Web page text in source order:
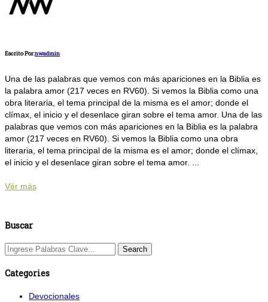
Escrito Por:nwadmin
Una de las palabras que vemos con más apariciones en la Biblia es
la palabra amor (217 veces en RV60). Si vemos la Biblia como una
obra literaria, el tema principal de la misma es el amor; donde el
clímax, el inicio y el desenlace giran sobre el tema amor. Una de las
palabras que vemos con más apariciones en la Biblia es la palabra
amor (217 veces en RV60). Si vemos la Biblia como una obra
literaria, el tema principal de la misma es el amor; donde el clímax,
el inicio y el desenlace giran sobre el tema amor.
Vér más
Buscar
Categories
Devocionales